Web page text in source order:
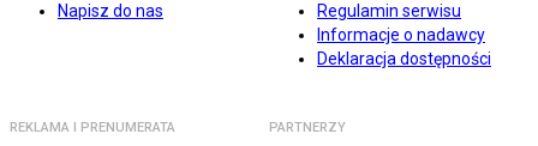
Napisz do nas
Regulamin serwisu
Informacje o nadawcy
Deklaracja dostępności
REKLAMA I PRENUMERATA PARTNERZY